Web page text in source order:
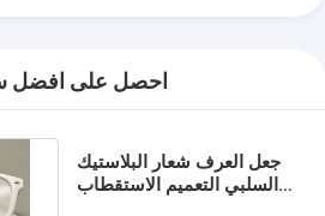
احصل على افضل
جعل العرف شعار البلاستيك
السلبي التعميم الاستقطاب